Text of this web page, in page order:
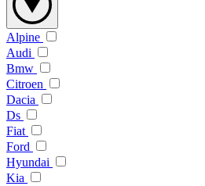
Alpine
Audi
Bmw
Citroen
Dacia
Ds
Fiat
Ford
Hyundai
Kia